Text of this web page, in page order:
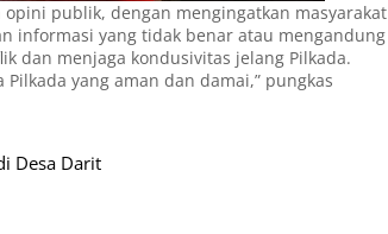
publik, dengan mengingatkan masyarakat
informasi yang tidak benar atau mengandung
dan menjaga kondusivitas jelang Pilkada.
yang aman dan damai,” pungkas
Desa Darit